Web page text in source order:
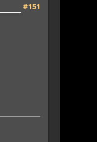
#151